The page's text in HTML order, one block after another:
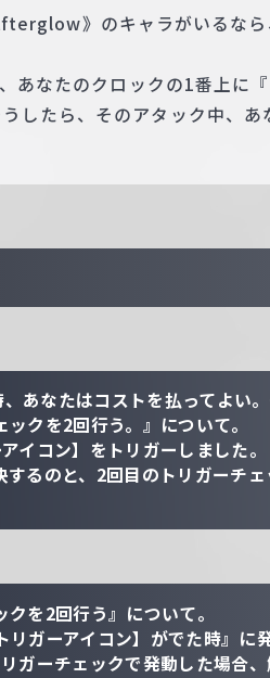
》のキャラがいるな
あなたのクロックの1番上に
したら、そのアタック中、あ
あなたはコストを払ってよい
クを2回行う。』について。
イコン】をトリガーしました。
るのと、2回目のトリガーチ
を2回行う』について。
ガーアイコン】がでた時』に
ガーチェックで発動した場合